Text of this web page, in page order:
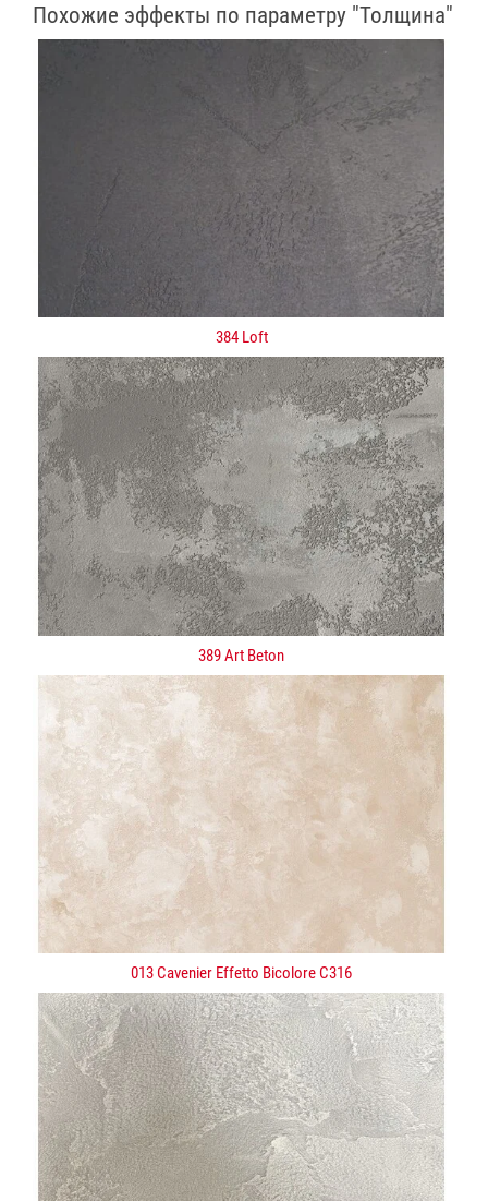
Похожие эффекты по параметру "Толщина"
384 Loft
389 Art Beton
013 Cavenier Effetto Bicolore C316